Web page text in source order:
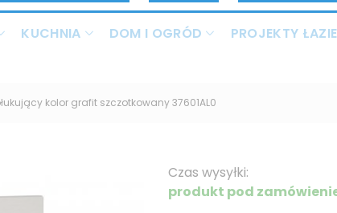
KUCHNIA DOM I OGRÓD PROJEKTY
kolor grafit szczotkowany 37601AL0
Czas wysyłki:
produkt pod